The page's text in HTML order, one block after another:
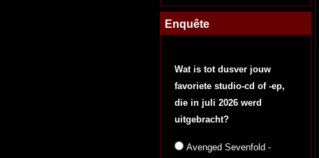
Enquête
Wat is tot dusver jouw
favoriete studio-cd of -ep,
die in juli 2026 werd
uitgebracht?
Avenged Sevenfold -